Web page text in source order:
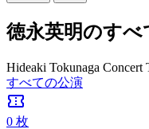
徳永英明のすべ
Hideaki Tokunaga Concert
すべての公演
confirmation_number
0 枚